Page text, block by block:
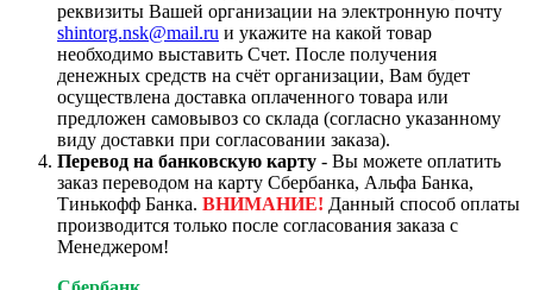
реквизиты Вашей организации на электронную почту
shintorg.nsk@mail.ru и укажите на какой товар
необходимо выставить Счет. После получения
денежных средств на счёт организации, Вам будет
осуществлена доставка оплаченного товара или
предложен самовывоз со склада (согласно указанному
виду доставки при согласовании заказа).
Перевод на банковскую карту - Вы можете оплатить
заказ переводом на карту Сбербанка, Альфа Банка,
Тинькофф Банка. ВНИМАНИЕ! Данный способ оплаты
производится только после согласования заказа с
Менеджером!